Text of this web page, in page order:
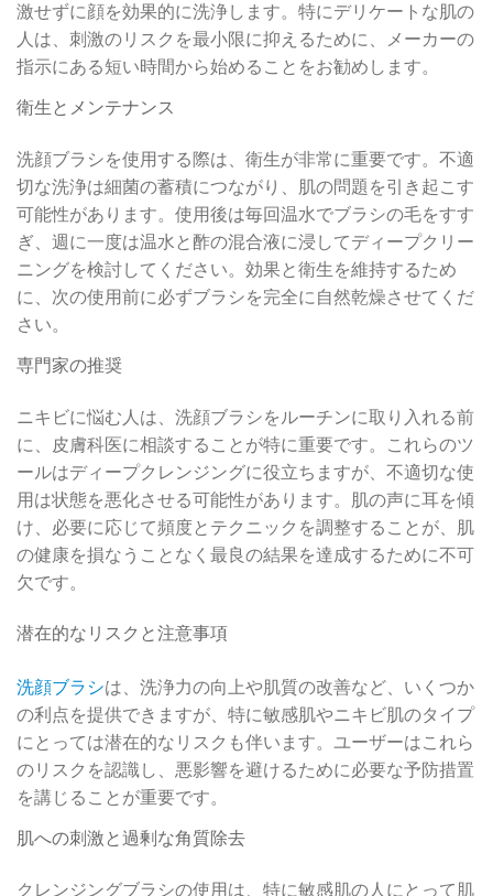
激せずに顔を効果的に洗浄します。特にデリケートな肌の
人は、刺激のリスクを最小限に抑えるために、メーカーの
指示にある短い時間から始めることをお勧めします。
衛生とメンテナンス
洗顔ブラシを使用する際は、衛生が非常に重要です。不適
切な洗浄は細菌の蓄積につながり、肌の問題を引き起こす
可能性があります。使用後は毎回温水でブラシの毛をすす
ぎ、週に一度は温水と酢の混合液に浸してディープクリー
ニングを検討してください。効果と衛生を維持するため
に、次の使用前に必ずブラシを完全に自然乾燥させてくだ
さい。
専門家の推奨
ニキビに悩む人は、洗顔ブラシをルーチンに取り入れる前
に、皮膚科医に相談することが特に重要です。これらのツ
ールはディープクレンジングに役立ちますが、不適切な使
用は状態を悪化させる可能性があります。肌の声に耳を傾
け、必要に応じて頻度とテクニックを調整することが、肌
の健康を損なうことなく最良の結果を達成するために不可
欠です。
潜在的なリスクと注意事項
洗顔ブラシは、洗浄力の向上や肌質の改善など、いくつか
の利点を提供できますが、特に敏感肌やニキビ肌のタイプ
にとっては潜在的なリスクも伴います。ユーザーはこれら
のリスクを認識し、悪影響を避けるために必要な予防措置
を講じることが重要です。
肌への刺激と過剰な角質除去
クレンジングブラシの使用は、特に敏感肌の人にとって肌